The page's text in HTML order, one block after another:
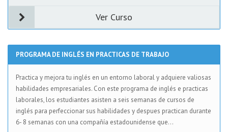
Ver Curso
PROGRAMA DE INGLÉS EN PRACTICAS DE TRABAJO
Practica y mejora tu inglés en un entorno laboral y adquiere valiosas
habilidades empresariales. Con este programa de inglés e practicas
laborales, los estudiantes asisten a seis semanas de cursos de
inglés para perfeccionar sus habilidades y despues practican durante
6- 8 semanas con una compañía estadounidense que...